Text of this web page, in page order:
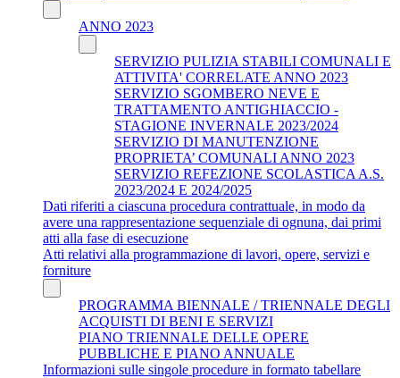
ANNO 2023
SERVIZIO PULIZIA STABILI COMUNALI E
ATTIVITA' CORRELATE ANNO 2023
SERVIZIO SGOMBERO NEVE E
TRATTAMENTO ANTIGHIACCIO -
STAGIONE INVERNALE 2023/2024
SERVIZIO DI MANUTENZIONE
PROPRIETA’ COMUNALI ANNO 2023
SERVIZIO REFEZIONE SCOLASTICA A.S.
2023/2024 E 2024/2025
Dati riferiti a ciascuna procedura contrattuale, in modo da
avere una rappresentazione sequenziale di ognuna, dai primi
atti alla fase di esecuzione
Atti relativi alla programmazione di lavori, opere, servizi e
forniture
PROGRAMMA BIENNALE / TRIENNALE DEGLI
ACQUISTI DI BENI E SERVIZI
PIANO TRIENNALE DELLE OPERE
PUBBLICHE E PIANO ANNUALE
Informazioni sulle singole procedure in formato tabellare